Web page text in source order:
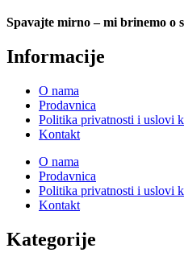
Spavajte mirno – mi brinemo o
Informacije
O nama
Prodavnica
Politika privatnosti i uslovi
Kontakt
O nama
Prodavnica
Politika privatnosti i uslovi
Kontakt
Kategorije